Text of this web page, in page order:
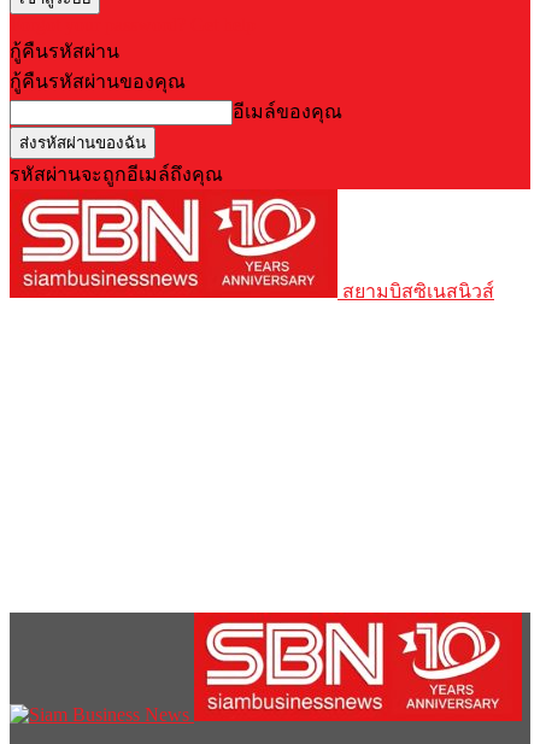
กู้คืนรหัสผ่าน
กู้คืนรหัสผ่านของคุณ
อีเมล์ของคุณ
รหัสผ่านจะถูกอีเมล์ถึงคุณ
สยามบิสซิเนสนิวส์